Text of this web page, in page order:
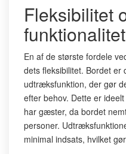
Fleksibilitet
funktionalitet
En af de største fordele
dets fleksibilitet. Bordet er
udtræksfunktion, der gør
efter behov. Dette er
har gæster, da bordet
personer.
minimal indsats, hvilket